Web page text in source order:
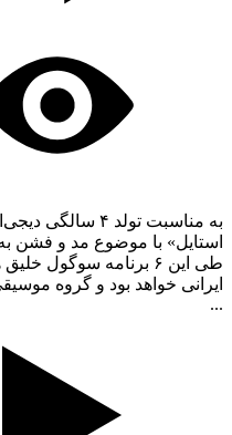
به مناسبت تولد
طی این ۶ برنامه
ایرانی خواهد بود و گروه
...